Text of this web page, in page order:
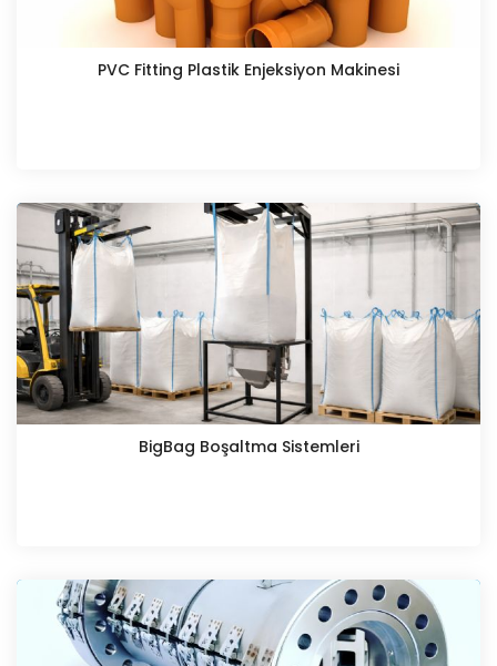
PVC Fitting Plastik Enjeksiyon Makinesi
BigBag Boşaltma Sistemleri